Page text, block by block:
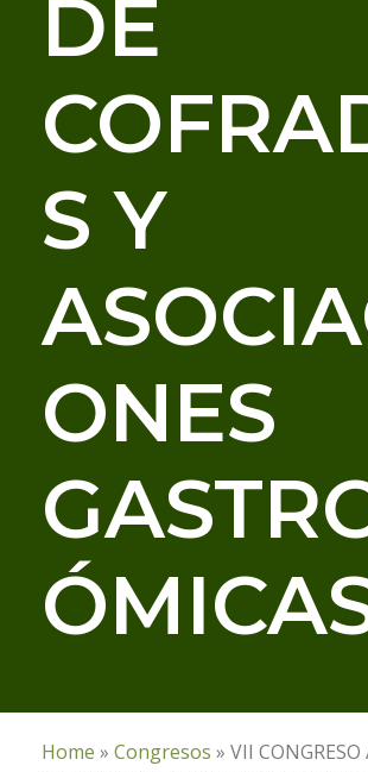
DE
S Y
ONES
Home » Congresos » VII